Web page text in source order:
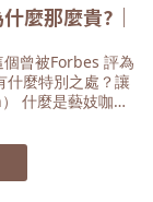
麼那麼貴?｜
曾被Forbes 評為
什麼特別之處？讓
起來與日本藝妓
（圖片來